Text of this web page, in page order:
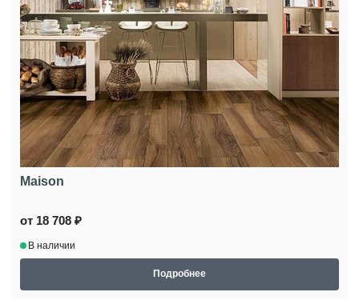
Maison
от 18 708 ₽
В наличии
Подробнее